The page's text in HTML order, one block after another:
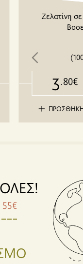
Ζελατίνη
3.80€